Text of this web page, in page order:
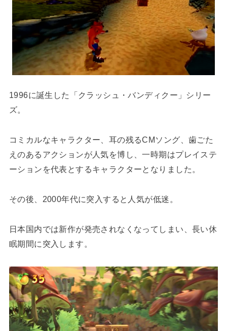
1996に誕生した「クラッシュ・バンディクー」シリー
ズ。
コミカルなキャラクター、耳の残るCMソング、歯ごた
えのあるアクションが人気を博し、一時期はプレイステ
ーションを代表とするキャラクターとなりました。
その後、2000年代に突入すると人気が低迷。
日本国内では新作が発売されなくなってしまい、長い休
眠期間に突入します。